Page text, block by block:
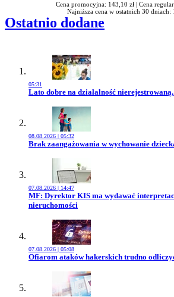
Cena promocyjna: 143,10 zł | Cena
Najniższa cena w ostatnich 30 dniach:
Ostatnio dodane
05:31
Przejdź do artykułu:
Lato dobre na działalność
08.08.2026 | 05:32
Przejdź do artykułu:
Brak zaangażowania w wychowanie
07.08.2026 | 14:47
Przejdź do artykułu:
MF: Dyrektor KIS ma wydawać
nieruchomości
07.08.2026 | 05:08
Przejdź do artykułu:
Ofiarom ataków hakerskich trudno